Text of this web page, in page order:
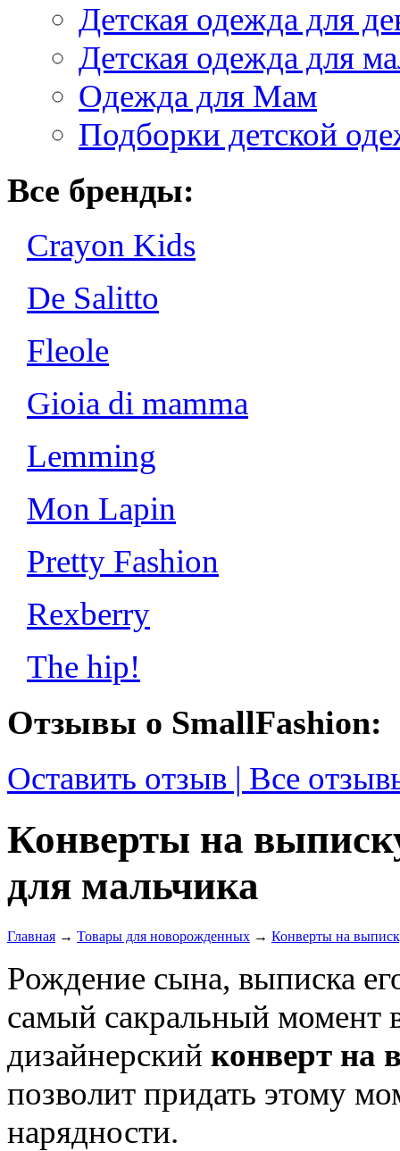
Детская одежда для
Детская одежда для
Одежда для Мам
Подборки детской
Все бренды:
Crayon Kids
De Salitto
Fleole
Gioia di mamma
Lemming
Mon Lapin
Pretty Fashion
Rexberry
The hip!
Отзывы о SmallFashion:
Оставить отзыв | Все
Конверты на
для мальчика
Главная → Товары для новорожденных → Конверты на
Рождение сына, выписка
самый сакральный
дизайнерский конверт на
позволит придать этому
нарядности.